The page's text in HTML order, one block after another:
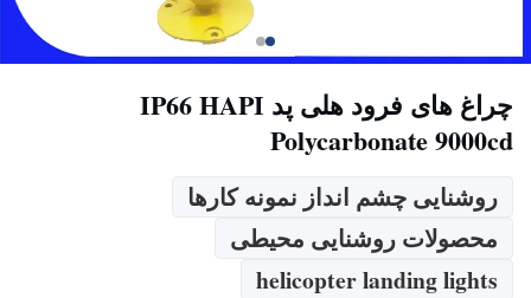
چراغ های فرود هلی پد IP66 HAPI
Polycarbonate 9000cd
روشنایی چشم انداز نمونه کارها
محصولات روشنایی محیطی
helicopter landing lights